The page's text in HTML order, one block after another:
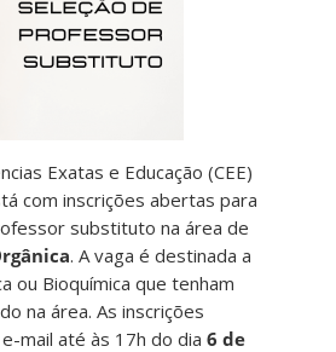
Exatas e Educação (CEE)
com inscrições abertas para
substituto na área de
. A vaga é destinada a
ou Bioquímica que tenham
na área. As inscrições
mail até às 17h do dia6 de